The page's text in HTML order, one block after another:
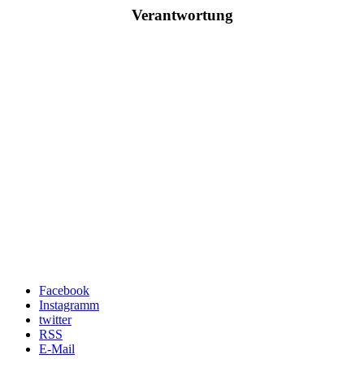
Verantwortung
Facebook
Instagramm
twitter
RSS
E-Mail